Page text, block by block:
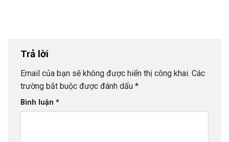
Trả lời
Email của bạn sẽ không được hiển thị công khai. Các
trường bắt buộc được đánh dấu *
Bình luận *